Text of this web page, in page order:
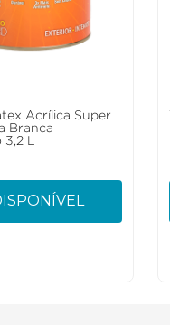
Acrílica Super
Branca
L